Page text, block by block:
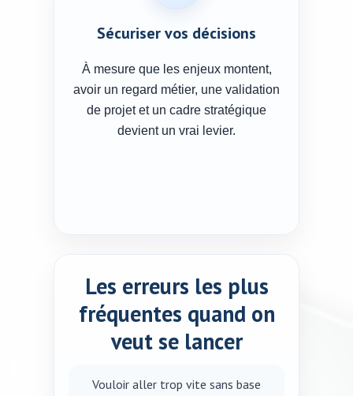
Sécuriser vos décisions
À mesure que les enjeux montent,
avoir un regard métier, une validation
de projet et un cadre stratégique
devient un vrai levier.
Les erreurs les plus
fréquentes quand on
veut se lancer
Vouloir aller trop vite sans base